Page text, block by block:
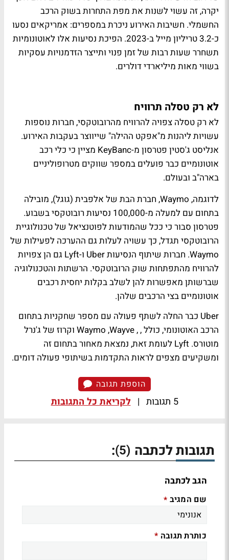
יקרה, זה עשוי לשנות את מפת התחרות בשוק הרכב
החשמלי. חשיבות האירוע ניכרת במספרים: אמריקאים נסעו
כ-3.2 טריליון מייל ב-2023. הפיכת נסיעות אלו לאוטונומיות
תשחרר שעות רבות של זמן פנוי ותייצר הזדמנויות עסקיות
בשווי מאות מיליארדי דולרים.
לא רק טסלה תרוויח
לא רק טסלה צפויה להרוויח מהרובוטקסי, חברות נוספות
עשויות ליהנות מ"אפקט ההילה" שייווצר בעקבות האירוע.
אנליסט ג'סטין פטרסון מ-KeyBanc מציין כי כלי רכב
אוטונומיים כבר פועלים במספר שווקים מטרופוליניים
בארה"ב ובעולם.
לדוגמה, Waymo, חברת הבת של אלפבית (גוגל), מובילה
בתחום עם למעלה מ-100,000 נסיעות רובוטקסי בשבוע.
פטרסון סבור כי ככל שהמודעות לפוטנציאל של טכנולוגיית
הרובוטקסי תגדל, כך עשויה לעלות גם ההערכה לפעילות של
Waymo. חברות שיתוף הנסיעות Uber ו-Lyft גם הן צפויות
להרוויח מהתפתחות שוק הרובוטקסי. הרשתות והטכנולוגיה
שברשותן מאפשרות להן לשלב בקלות יחסית רכבים
אוטונומיים בצי הרכבים שלהן.
Uber כבר החלה לשתף פעולה עם מספר שחקניות בתחום
הרכב האוטונומי, כולל , , Waymo ,Wayve וקרוז של ג'נרל
מוטורס. Lyft לעומת זאת, נמצאת מאחור בתחום זה
ומשקיעים מצפים לראות התקדמות בשיתופי פעולה דומים.
הוספת תגובה
5 תגובות | לקריאת כל התגובות
תגובות לכתבה (5)
:
הגב לכתבה
שם המגיב *
כותרת תגובה *